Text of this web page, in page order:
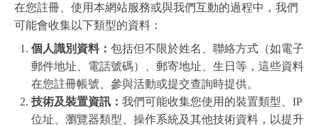
在您註冊、使用本網站服務或與我們互動的過程中，我們
可能會收集以下類型的資料：
個人識別資料： 包括但不限於姓名、聯絡方式（如電子
郵件地址、電話號碼）、郵寄地址、生日等，這些資料
在您註冊帳號、參與活動或提交查詢時提供。
技術及裝置資訊： 我們可能收集您使用的裝置類型、IP
位址、瀏覽器類型、操作系統及其他技術資料，以提升